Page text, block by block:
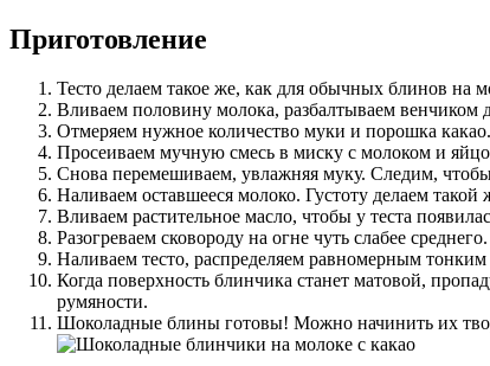
Приготовление
Тесто делаем такое же, как для обычных блинов на
Вливаем половину молока, разбалтываем венчиком
Отмеряем нужное количество муки и порошка
Просеиваем мучную смесь в миску с молоком и
Снова перемешиваем, увлажняя муку. Следим, чтобы
Наливаем оставшееся молоко. Густоту делаем
Вливаем растительное масло, чтобы у теста
Разогреваем сковороду на огне чуть слабее
Наливаем тесто, распределяем равномерным
Когда поверхность блинчика станет матовой,
румяности.
Шоколадные блины готовы! Можно начинить их